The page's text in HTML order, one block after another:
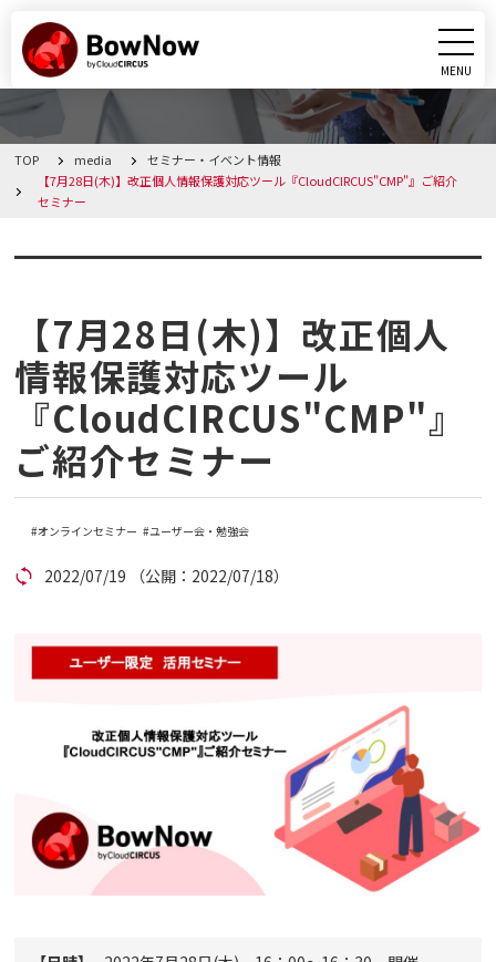
MENU
CLOSE
BowNowとは
料金・プラン
導入事例
メディア
コラム
資料ダウンロード
代理店の方はこちら
TOP media
セミナー・イベント情報
【7月28日(木)】改正個人情報保護対応ツール『CloudCIRCUS"CMP"』ご紹介
セミナー
セミナー・イベント情報
【7月28日(木)】改正個人
情報保護対応ツール
『CloudCIRCUS"CMP"』
ご紹介セミナー
オンラインセミナー ユーザー会・勉強会
2022/07/19 （公開：2022/07/18）